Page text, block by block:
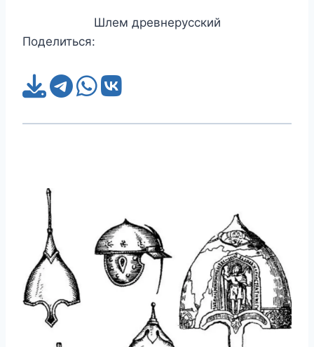
Шлем древнерусский
Поделиться: